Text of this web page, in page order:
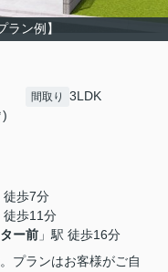
ラン例】
)
間取り 3LDK
徒歩7分
徒歩11分
ー前 」駅 徒歩16分
プランはお客様がご自